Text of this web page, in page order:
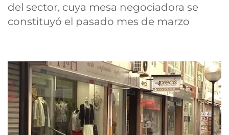
del sector, cuya mesa negociadora se
constituyó el pasado mes de marzo